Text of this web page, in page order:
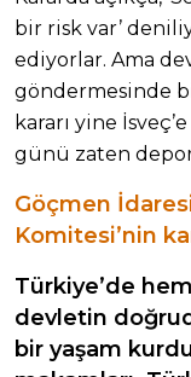
bir risk var’
ediyorlar. Ama
göndermesinde
kararı yine
günü zaten
Göçmen
Komitesi’nin
Türkiye’de
devletin
bir yaşam